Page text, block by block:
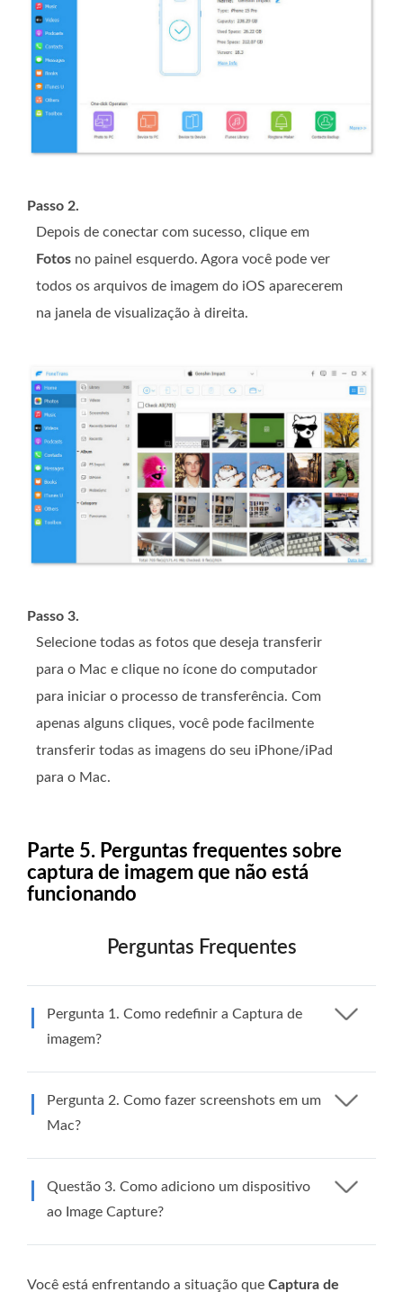
Passo 2.
Depois de conectar com sucesso, clique em
Fotos no painel esquerdo. Agora você pode ver
todos os arquivos de imagem do iOS aparecerem
na janela de visualização à direita.
Passo 3.
Selecione todas as fotos que deseja transferir
para o Mac e clique no ícone do computador
para iniciar o processo de transferência. Com
apenas alguns cliques, você pode facilmente
transferir todas as imagens do seu iPhone/iPad
para o Mac.
Parte 5. Perguntas frequentes sobre
captura de imagem que não está
funcionando
Perguntas Frequentes
Pergunta 1. Como redefinir a Captura de
imagem?
Pergunta 2. Como fazer screenshots em um
Mac?
Questão 3. Como adiciono um dispositivo
ao Image Capture?
Você está enfrentando a situação que Captura de